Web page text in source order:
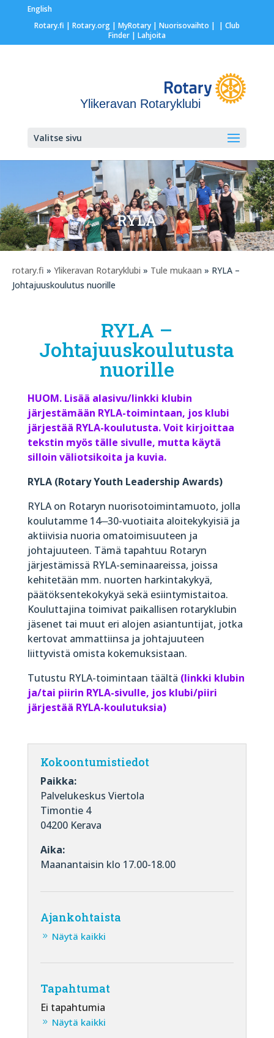
English
Rotary.fi | Rotary.org| MyRotary | Nuorisovaihto | | Club
Finder| Lahjoita
Ylikeravan Rotaryklubi
Valitse sivu
RYLA
rotary.fi » Ylikeravan Rotaryklubi » Tule mukaan » RYLA –
Johtajuuskoulutus nuorille
RYLA –
Johtajuuskoulutusta
nuorille
HUOM. Lisää alasivu/linkki klubin
järjestämään RYLA-toimintaan, jos klubi
järjestää RYLA-koulutusta. Voit kirjoittaa
tekstin myös tälle sivulle, mutta käytä
silloin väliotsikoita ja kuvia.
RYLA (Rotary Youth Leadership Awards)
RYLA on Rotaryn nuorisotoimintamuoto, jolla
koulutamme 14─30-vuotiaita aloitekykyisiä ja
aktiivisia nuoria omatoimisuuteen ja
johtajuuteen. Tämä tapahtuu Rotaryn
järjestämissä RYLA-seminaareissa, joissa
kehitetään mm. nuorten harkintakykyä,
päätöksentekokykyä sekä esiintymistaitoa.
Kouluttajina toimivat paikallisen rotaryklubin
jäsenet tai muut eri alojen asiantuntijat, jotka
kertovat ammattiinsa ja johtajuuteen
liittyvistä omista kokemuksistaan.
Tutustu RYLA-toimintaan täältä (linkki klubin
ja/tai piirin RYLA-sivulle, jos klubi/piiri
järjestää RYLA-koulutuksia)
Kokoontumistiedot
Paikka:
Palvelukeskus Viertola
Timontie 4
04200 Kerava
Aika:
Maanantaisin klo 17.00-18.00
Ajankohtaista
Näytä kaikki
Tapahtumat
Ei tapahtumia
Näytä kaikki